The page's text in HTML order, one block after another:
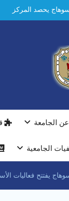
تحقق إنجازًا طبيًا
جديدًا و تنجح في علاج 3 حالات أكالازيا بتقنية
ويشيد بجهود
..جامعة سوهاج تشارك
علي هامش
للتنسيق
والمركز الثاني
عن الجامعة
الجامعية
يفتتح فعاليات